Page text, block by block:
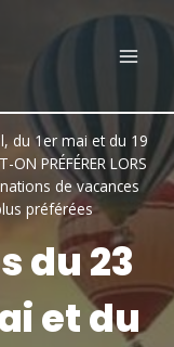
du 1er mai et du 19
PRÉFÉRER LORS
de vacances
préférées
du 23
et du